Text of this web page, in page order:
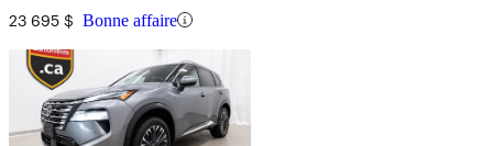
23 695 $ Bonne affaire